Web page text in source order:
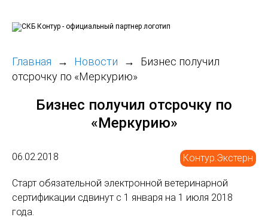
Главная Новости
Бизнес получил
отсрочку по «Меркурию»
Бизнес получил отсрочку по
«Меркурию»
06.02.2018 Контур.Экстерн
Старт обязательной электронной ветеринарной
сертификации сдвинут с 1 января на 1 июля 2018
года.